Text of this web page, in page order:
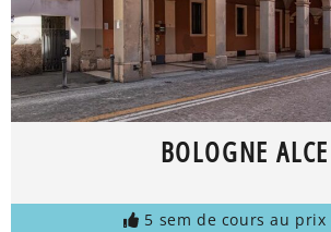
BOLOGNE ALCE
5 sem de cours au prix